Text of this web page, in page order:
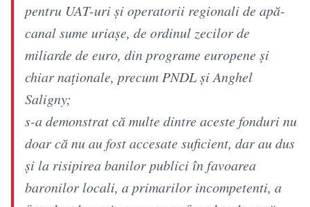
pentru UAT-uri și operatorii regionali de apă-
canal sume uriașe, de ordinul zecilor de
miliarde de euro, din programe europene și
chiar naționale, precum PNDL și Anghel
Saligny;
s-a demonstrat că multe dintre aceste fonduri nu
doar că nu au fost accesate suficient, dar au dus
și la risipirea banilor publici în favoarea
baronilor locali, a primarilor incompetenti, a